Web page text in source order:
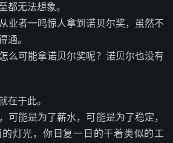
都无法想象。
业者一鸣惊人拿到诺贝尔奖，虽然不
通。
么可能拿诺贝尔奖呢？诺贝尔也没有
在于此。
可能是为了薪水，可能是为了稳定，
灯光，你日复一日的干着类似的工